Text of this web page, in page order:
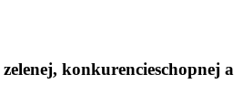
konkurencieschopnej a